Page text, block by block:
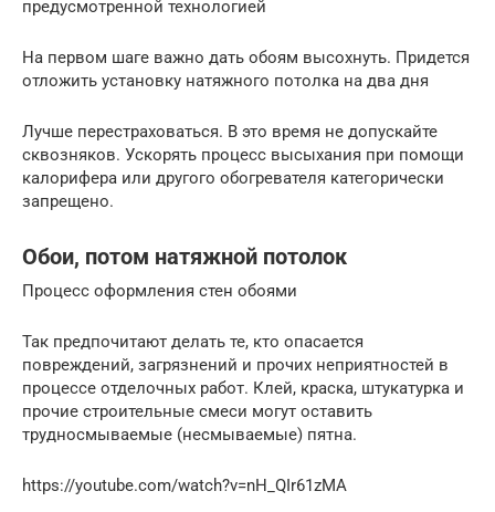
предусмотренной технологией
На первом шаге важно дать обоям высохнуть. Придется
отложить установку натяжного потолка на два дня
Лучше перестраховаться. В это время не допускайте
сквозняков. Ускорять процесс высыхания при помощи
калорифера или другого обогревателя категорически
запрещено.
Обои, потом натяжной потолок
Процесс оформления стен обоями
Так предпочитают делать те, кто опасается
повреждений, загрязнений и прочих неприятностей в
процессе отделочных работ. Клей, краска, штукатурка и
прочие строительные смеси могут оставить
трудносмываемые (несмываемые) пятна.
https://youtube.com/watch?v=nH_QIr61zMA